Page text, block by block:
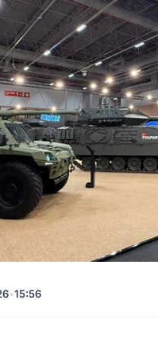
•15:56